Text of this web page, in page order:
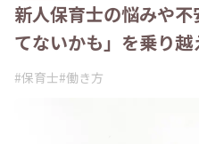
新人保育士の悩みや不
てないかも」を乗り越
#保育士#働き方